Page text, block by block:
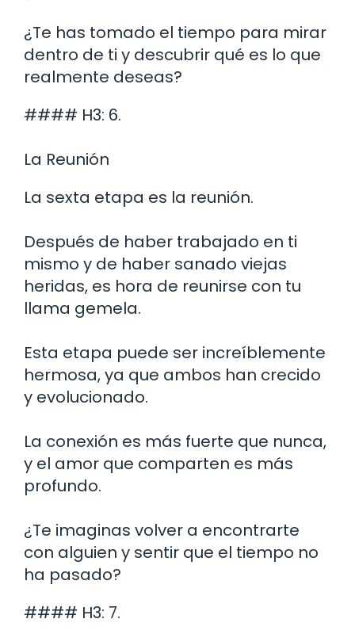
¿Te has tomado el tiempo para mirar
dentro de ti y descubrir qué es lo que
realmente deseas?
#### H3: 6.
La Reunión
La sexta etapa es la reunión.
Después de haber trabajado en ti
mismo y de haber sanado viejas
heridas, es hora de reunirse con tu
llama gemela.
Esta etapa puede ser increíblemente
hermosa, ya que ambos han crecido
y evolucionado.
La conexión es más fuerte que nunca,
y el amor que comparten es más
profundo.
¿Te imaginas volver a encontrarte
con alguien y sentir que el tiempo no
ha pasado?
#### H3: 7.